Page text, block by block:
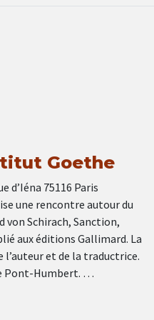
Goethe
d’Iéna 75116 Paris
une rencontre autour du
von Schirach, Sanction,
aux éditions Gallimard. La
l’auteur et de la traductrice.
Pont-Humbert. …